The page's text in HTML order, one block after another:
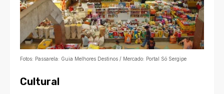
Fotos: Passarela: Guia Melhores Destinos / Mercado: Portal Só Sergipe
Cultural